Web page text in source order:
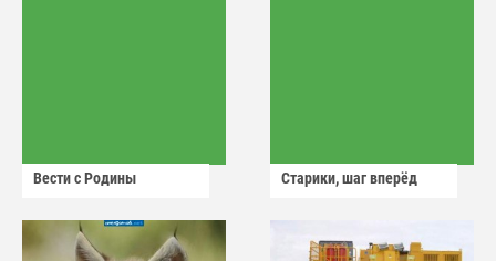
Вести с Родины Старики, шаг вперёд